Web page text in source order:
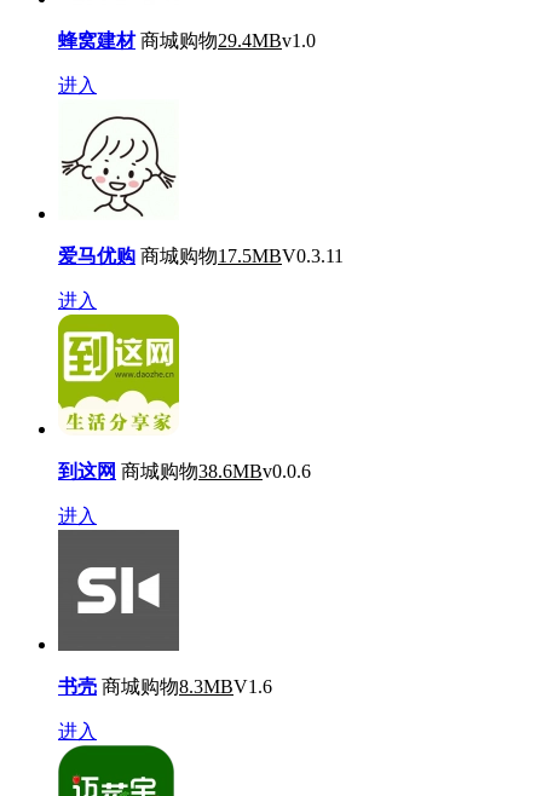
蜂窝建材 商城购物29.4MBv1.0
进入
爱马优购 商城购物17.5MBV0.3.11
进入
到这网 商城购物38.6MBv0.0.6
进入
书壳 商城购物8.3MBV1.6
进入